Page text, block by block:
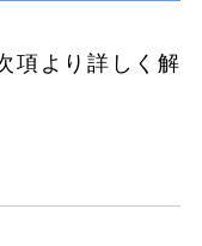
項より詳しく解